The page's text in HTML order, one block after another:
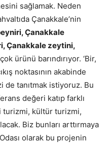
sağlamak. Neden
Çanakkale’nin
Çanakkale
Çanakkale zeytini,
ürünü barındırıyor. ‘Bir,
noktasının akabinde
tanıtmak istiyoruz. Bu
değeri katıp farklı
turizmi, kültür turizmi,
Biz bunları arttırmaya
olarak bu projenin